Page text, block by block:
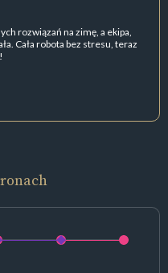
rozwiązań na zimę, a ekipa,
Cała robota bez stresu, teraz